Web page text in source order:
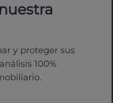
y proteger sus
100%